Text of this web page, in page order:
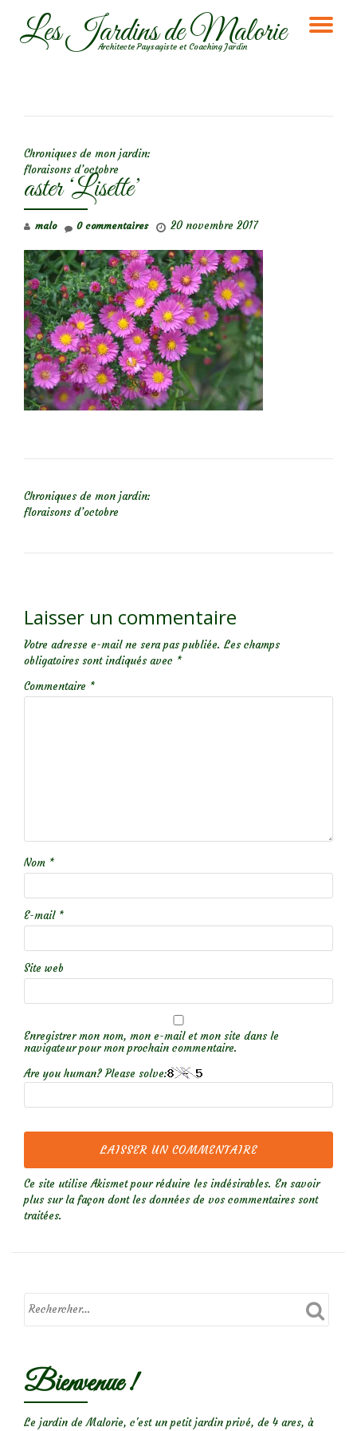
AllerLes Jardins de Malorie
Architecte Paysagiste et Coaching Jardin
Chroniques de mon jardin:
floraisons d’octobre
aster ‘Lisette’
malo 20 novembre 2017
0 commentaires
Chroniques de mon jardin:
floraisons d’octobre
Laisser un commentaire
Votre adresse e-mail ne sera pas publiée. Les champs
obligatoires sont indiqués avec *
Commentaire *
Nom *
E-mail *
Site web
Enregistrer mon nom, mon e-mail et mon site dans le
navigateur pour mon prochain commentaire.
Are you human? Please solve:
Ce site utilise Akismet pour réduire les indésirables. En savoir
plus sur la façon dont les données de vos commentaires sont
traitées.
Bienvenue !
Le jardin de Malorie, c'est un petit jardin privé, de 4 ares, à